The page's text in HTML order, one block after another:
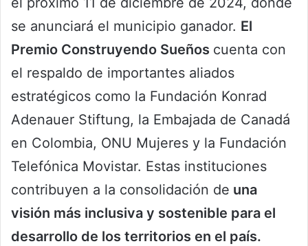
se anunciará el municipio ganador. El
Premio Construyendo Sueños cuenta con
el respaldo de importantes aliados
estratégicos como la Fundación Konrad
Adenauer Stiftung, la Embajada de Canadá
en Colombia, ONU Mujeres y la Fundación
Telefónica Movistar. Estas instituciones
contribuyen a la consolidación de una
visión más inclusiva y sostenible para el
desarrollo de los territorios en el país.